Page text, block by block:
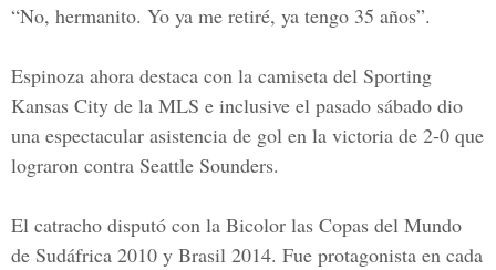
“No, hermanito. Yo ya me retiré, ya tengo 35 años”.
Espinoza ahora destaca con la camiseta del Sporting
Kansas City de la MLS e inclusive el pasado sábado dio
una espectacular asistencia de gol en la victoria de 2-0 que
lograron contra Seattle Sounders.
El catracho disputó con la Bicolor las Copas del Mundo
de Sudáfrica 2010 y Brasil 2014. Fue protagonista en cada